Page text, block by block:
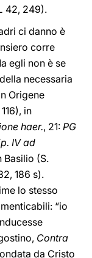
42, 249).
ci danno è
corre
egli non è se
necessaria
Origene
116), in
haer., 21: PG
IV ad
Basilio (S.
186 s).
lo stesso
“io
Contra
da Cristo